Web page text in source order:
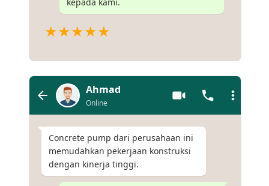
★★★★★
Ahmad
Online
Concrete pump dari perusahaan ini
memudahkan pekerjaan konstruksi
dengan kinerja tinggi.